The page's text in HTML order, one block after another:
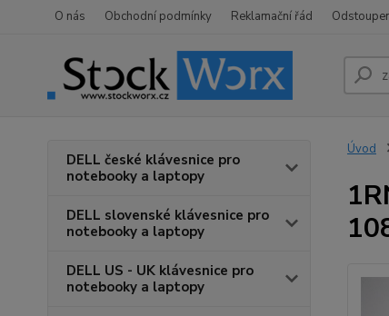
O nás Obchodní podmínky Reklamační řád
DELL české klávesnice pro
notebooky a laptopy
DELL slovenské klávesnice pro
notebooky a laptopy
DELL US - UK klávesnice pro
notebooky a laptopy
Úvod